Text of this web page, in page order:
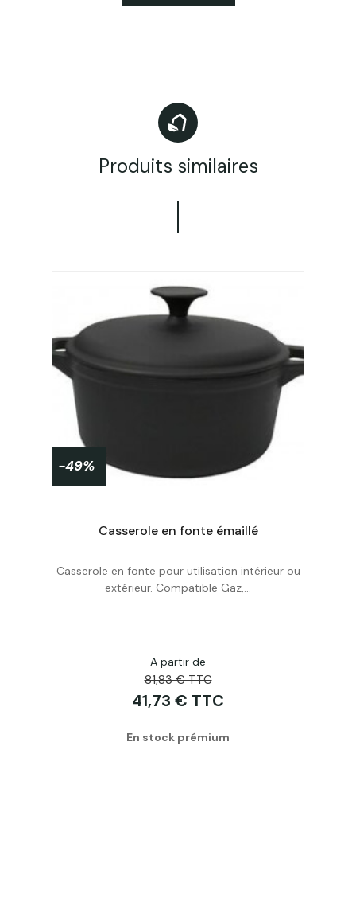
Produits similaires
Personnaliser
-49%
Casserole en fonte émaillé
Casserole en fonte pour utilisation intérieur ou
extérieur. Compatible Gaz,...
A partir de
81,83 € TTC
41,73 € TTC
En stock prémium